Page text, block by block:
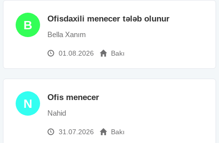
B Ofisdaxili menecer tələb olunur
Bella Xanım
01.08.2026 Bakı
N Ofis menecer
Nahid
31.07.2026 Bakı